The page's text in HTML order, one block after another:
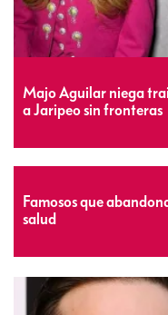
Majo Aguilar niega
a Jaripeo sin fronteras
Famosos que
salud